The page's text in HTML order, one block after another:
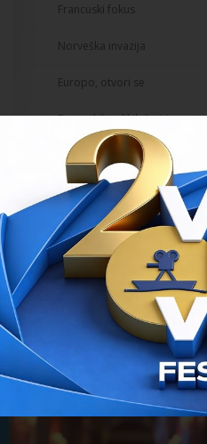
Francuski fokus
Norveška invazija
Europo, otvori se
Europskih velikih četiri
DokuTV - odabrao Đelo
Matineje
Retrospektiva vukovarskih
Program
CINESTAR VUKOVAR